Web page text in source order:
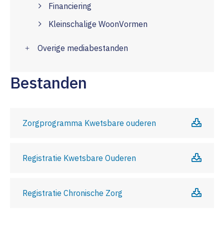
Financiering
Kleinschalige WoonVormen
Overige mediabestanden
Bestanden
Zorgprogramma Kwetsbare ouderen
Registratie Kwetsbare Ouderen
Registratie Chronische Zorg